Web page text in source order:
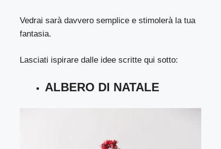
Vedrai sarà davvero semplice e stimolerà la tua
fantasia.
Lasciati ispirare dalle idee scritte qui sotto:
ALBERO DI NATALE